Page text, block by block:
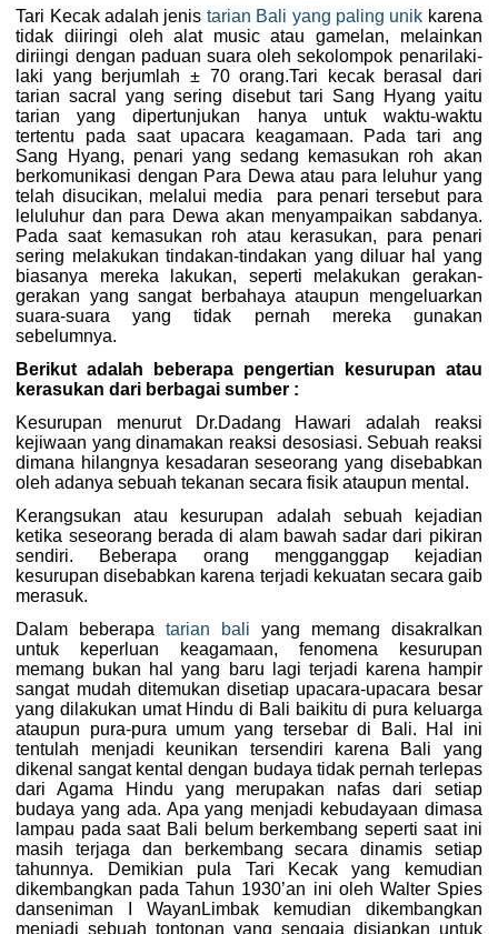
Tari Kecak adalah jenis tarian Bali yang paling unik karena
tidak diiringi oleh alat music atau gamelan, melainkan
diriingi dengan paduan suara oleh sekolompok penarilaki-
laki yang berjumlah ± 70 orang.Tari kecak berasal dari
tarian sacral yang sering disebut tari Sang Hyang yaitu
tarian yang dipertunjukan hanya untuk waktu-waktu
tertentu pada saat upacara keagamaan. Pada tari ang
Sang Hyang, penari yang sedang kemasukan roh akan
berkomunikasi dengan Para Dewa atau para leluhur yang
telah disucikan, melalui media para penari tersebut para
leluluhur dan para Dewa akan menyampaikan sabdanya.
Pada saat kemasukan roh atau kerasukan, para penari
sering melakukan tindakan-tindakan yang diluar hal yang
biasanya mereka lakukan, seperti melakukan gerakan-
gerakan yang sangat berbahaya ataupun mengeluarkan
suara-suara yang tidak pernah mereka gunakan
sebelumnya.
Berikut adalah beberapa pengertian kesurupan atau
kerasukan dari berbagai sumber :
Kesurupan menurut Dr.Dadang Hawari adalah reaksi
kejiwaan yang dinamakan reaksi desosiasi. Sebuah reaksi
dimana hilangnya kesadaran seseorang yang disebabkan
oleh adanya sebuah tekanan secara fisik ataupun mental.
Kerangsukan atau kesurupan adalah sebuah kejadian
ketika seseorang berada di alam bawah sadar dari pikiran
sendiri. Beberapa orang mengganggap kejadian
kesurupan disebabkan karena terjadi kekuatan secara gaib
merasuk.
Dalam beberapa tarian bali yang memang disakralkan
untuk keperluan keagamaan, fenomena kesurupan
memang bukan hal yang baru lagi terjadi karena hampir
sangat mudah ditemukan disetiap upacara-upacara besar
yang dilakukan umat Hindu di Bali baikitu di pura keluarga
ataupun pura-pura umum yang tersebar di Bali. Hal ini
tentulah menjadi keunikan tersendiri karena Bali yang
dikenal sangat kental dengan budaya tidak pernah terlepas
dari Agama Hindu yang merupakan nafas dari setiap
budaya yang ada. Apa yang menjadi kebudayaan dimasa
lampau pada saat Bali belum berkembang seperti saat ini
masih terjaga dan berkembang secara dinamis setiap
tahunnya. Demikian pula Tari Kecak yang kemudian
dikembangkan pada Tahun 1930’an ini oleh Walter Spies
danseniman I WayanLimbak kemudian dikembangkan
menjadi sebuah tontonan yang sengaja disiapkan untuk